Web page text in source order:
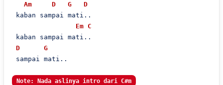
Am
D G
D
kaban sampai mati..
Em
C
kaban sampai mati..
D
G
sampai mati..
Note: Nada aslinya intro dari C#m